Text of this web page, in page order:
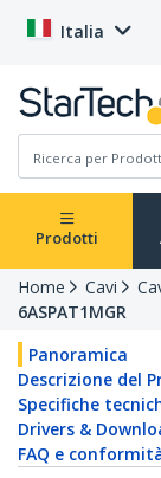
Italia
Prodotti
Home Cavi
6ASPAT1MGR
Panoramica
Descrizione del
Specifiche
Drivers &
FAQ e